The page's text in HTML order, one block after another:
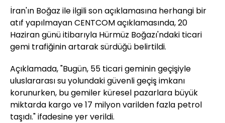
İran'ın Boğaz ile ilgili son açıklamasına herhangi bir
atıf yapılmayan CENTCOM açıklamasında, 20
Haziran günü itibarıyla Hürmüz Boğazı'ndaki ticari
gemi trafiğinin artarak sürdüğü belirtildi.
Açıklamada, "Bugün, 55 ticari geminin geçişiyle
uluslararası su yolundaki güvenli geçiş imkanı
korunurken, bu gemiler küresel pazarlara büyük
miktarda kargo ve 17 milyon varilden fazla petrol
taşıdı." ifadesine yer verildi.